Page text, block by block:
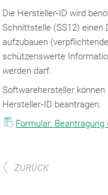
Die Hersteller‑ID wird
Schnittstelle (SS12) einen
aufzubauen
schützenswerte
werden darf.
Softwarehersteller
Hersteller‑ID beantragen.
Formular: Beantragung
ZURÜCK